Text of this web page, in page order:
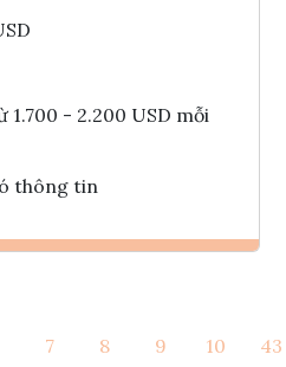
1.700 - 2.200 USD mỗi
thông tin
Tham vấn Interlink
7 8 9 10 43